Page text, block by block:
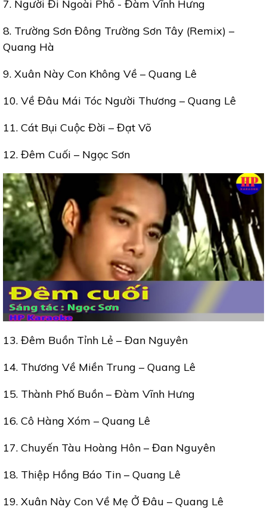
7. Người Đi Ngoài Phố - Đàm Vĩnh Hưng
8. Trường Sơn Đông Trường Sơn Tây (Remix) –
Quang Hà
9. Xuân Này Con Không Về – Quang Lê
10. Về Đâu Mái Tóc Người Thương – Quang Lê
11. Cát Bụi Cuộc Đời – Đạt Võ
12. Đêm Cuối – Ngọc Sơn
13. Đêm Buồn Tỉnh Lẻ – Đan Nguyên
14. Thương Về Miền Trung – Quang Lê
15. Thành Phố Buồn – Đàm Vĩnh Hưng
16. Cô Hàng Xóm – Quang Lê
17. Chuyến Tàu Hoàng Hôn – Đan Nguyên
18. Thiệp Hồng Báo Tin – Quang Lê
19. Xuân Này Con Về Mẹ Ở Đâu – Quang Lê